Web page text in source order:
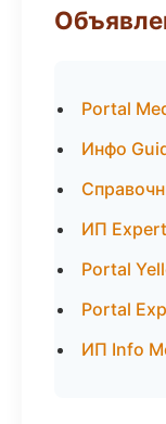
Portal
Инфо
ИП
Portal
Portal
ИП Info